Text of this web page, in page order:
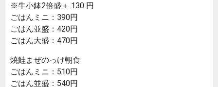
※牛小鉢2倍盛＋ 130 円
ごはんミニ：390円
ごはん並盛：420円
ごはん大盛：470円
焼鮭まぜのっけ朝食
ごはんミニ：510円
ごはん並盛：540円